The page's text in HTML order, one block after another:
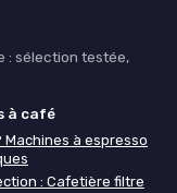
: sélection testée,
à café
Machines à espresso
: Cafetière filtre